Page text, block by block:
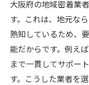
大阪府の地域密着業
す。これは、地元な
熟知しているため、
能だからです。例え
まで一貫してサポー
す。こうした業者を